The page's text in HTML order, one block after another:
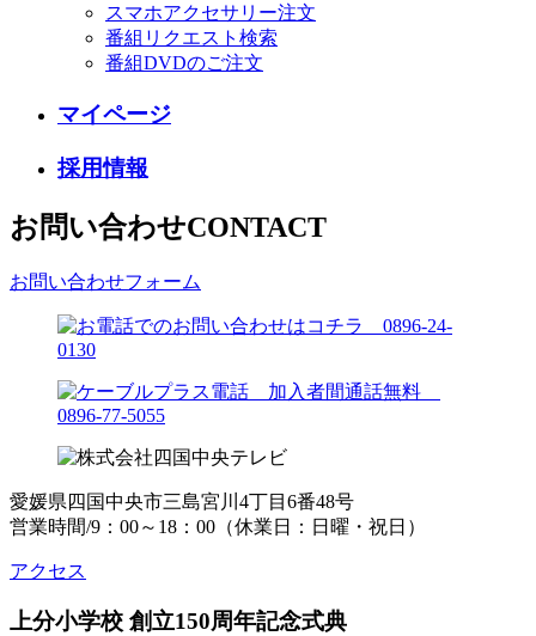
スマホアクセサリー注文
番組リクエスト検索
番組DVDのご注文
マイページ
採用情報
お問い合わせCONTACT
お問い合わせフォーム
愛媛県四国中央市三島宮川4丁目6番48号
営業時間/9：00～18：00（休業日：日曜・祝日）
アクセス
上分小学校 創立150周年記念式典